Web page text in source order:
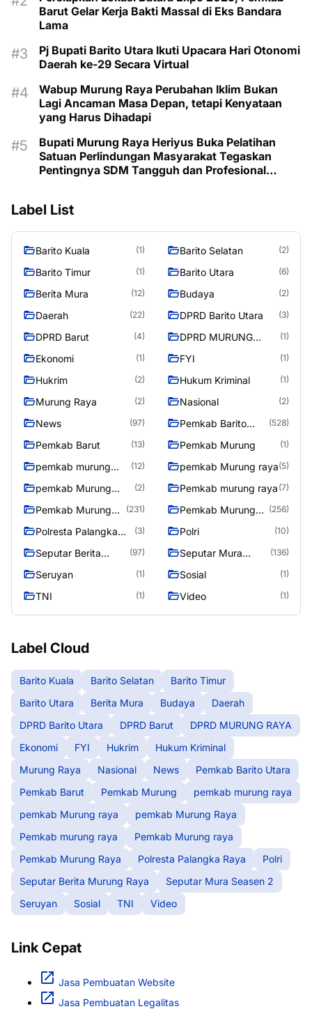
Barut Gelar Kerja Bakti Massal di Eks Bandara
Lama
Pj Bupati Barito Utara Ikuti Upacara Hari Otonomi
Daerah ke-29 Secara Virtual
Wabup Murung Raya Perubahan Iklim Bukan
Lagi Ancaman Masa Depan, tetapi Kenyataan
yang Harus Dihadapi
Bupati Murung Raya Heriyus Buka Pelatihan
Satuan Perlindungan Masyarakat Tegaskan
Pentingnya SDM Tangguh dan Profesional
Label List
Barito Kuala (1) Barito Selatan (2)
Barito Timur (1) Barito Utara (6)
Berita Mura (12) Budaya (2)
Daerah (22) DPRD Barito Utara (3)
DPRD Barut (4)
DPRD MURUNG
(1)
Ekonomi (1) FYI (1)
Hukrim (2) Hukum Kriminal (1)
Murung Raya (2) Nasional (2)
News (97)
Pemkab Barito
(528)
Pemkab Barut (13) Pemkab Murung (1)
pemkab murung
(12) pemkab Murung raya(5)
pemkab Murung
(2) Pemkab murung raya (7)
Pemkab Murung
(231)
Pemkab Murung
(256)
Polresta Palangka
(3) Polri (10)
Seputar Berita
(97)
Seputar Mura
(136)
Seruyan (1) Sosial (1)
TNI (1) Video (1)
Label Cloud
Barito Kuala Barito Selatan
Barito Timur
Barito Utara
Berita Mura Budaya
Daerah
DPRD Barito Utara
DPRD Barut
DPRD MURUNG RAYA
Ekonomi
FYI Hukrim
Hukum Kriminal
Murung Raya
Nasional News
Pemkab Barito Utara
Pemkab Barut
Pemkab Murung
pemkab murung raya
pemkab Murung raya
pemkab Murung Raya
Pemkab murung raya
Pemkab Murung raya
Pemkab Murung Raya
Polresta Palangka Raya
Polri
Seputar Berita Murung Raya
Seputar Mura Seasen 2
Seruyan
Sosial TNI Video
Link Cepat
Jasa Pembuatan Website
Jasa Pembuatan Legalitas